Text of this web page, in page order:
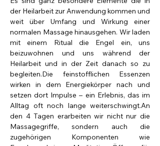
der Heilarbeit zur Anwendung kommen und
weit über Umfang und Wirkung einer
normalen Massage hinausgehen. Wir laden
mit einem Ritual die Engel ein, uns
beizuwohnen und uns während der
Heilarbeit und in der Zeit danach so zu
begleiten.Die feinstofflichen Essenzen
wirken in dem Energiekörper nach und
setzen dort Impulse – ein Erlebnis, das im
Alltag oft noch lange weiterschwingt.An
den 4 Tagen erarbeiten wir nicht nur die
Massagegriffe, sondern auch die
zugehörigen Komponenten wie